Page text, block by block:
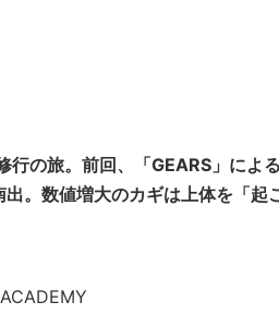
の旅。前回、「GEARS」によ
。数値増大のカギは上体を「起